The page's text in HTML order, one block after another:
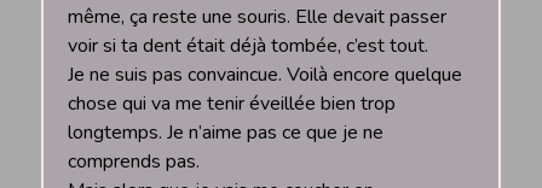
même, ça reste une souris. Elle devait passer
voir si ta dent était déjà tombée, c’est tout.
Je ne suis pas convaincue. Voilà encore quelque
chose qui va me tenir éveillée bien trop
longtemps. Je n’aime pas ce que je ne
comprends pas.